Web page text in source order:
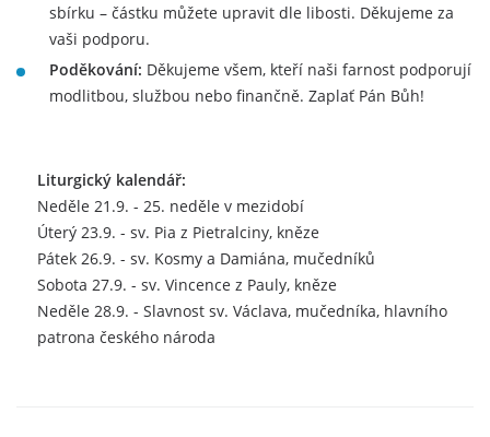
sbírku – částku můžete upravit dle libosti. Děkujeme za
vaši podporu.
Poděkování: Děkujeme všem, kteří naši farnost podporují
modlitbou, službou nebo finančně. Zaplať Pán Bůh!
Liturgický kalendář:
Neděle 21.9. - 25. neděle v mezidobí
Úterý 23.9. - sv. Pia z Pietralciny, kněze
Pátek 26.9. - sv. Kosmy a Damiána, mučedníků
Sobota 27.9. - sv. Vincence z Pauly, kněze
Neděle 28.9. - Slavnost sv. Václava, mučedníka, hlavního
patrona českého národa